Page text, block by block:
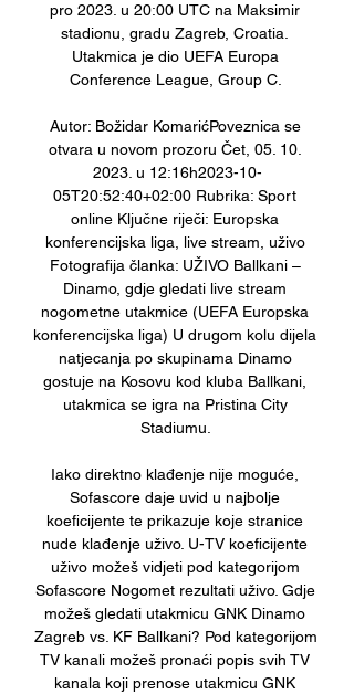
pro 2023. u 20:00 UTC na Maksimir
stadionu, gradu Zagreb, Croatia.
Utakmica je dio UEFA Europa
Conference League, Group C.
Autor: Božidar KomarićPoveznica se
otvara u novom prozoru Čet, 05. 10.
2023. u 12:16h2023-10-
05T20:52:40+02:00 Rubrika: Sport
online Ključne riječi: Europska
konferencijska liga, live stream, uživo
Fotografija članka: UŽIVO Ballkani –
Dinamo, gdje gledati live stream
nogometne utakmice (UEFA Europska
konferencijska liga) U drugom kolu dijela
natjecanja po skupinama Dinamo
gostuje na Kosovu kod kluba Ballkani,
utakmica se igra na Pristina City
Stadiumu.
Iako direktno klađenje nije moguće,
Sofascore daje uvid u najbolje
koeficijente te prikazuje koje stranice
nude klađenje uživo. U-TV koeficijente
uživo možeš vidjeti pod kategorijom
Sofascore Nogomet rezultati uživo. Gdje
možeš gledati utakmicu GNK Dinamo
Zagreb vs. KF Ballkani? Pod kategorijom
TV kanali možeš pronaći popis svih TV
kanala koji prenose utakmicu GNK